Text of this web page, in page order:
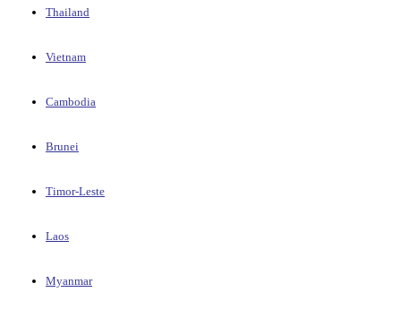
Thailand
Vietnam
Cambodia
Brunei
Timor-Leste
Laos
Myanmar